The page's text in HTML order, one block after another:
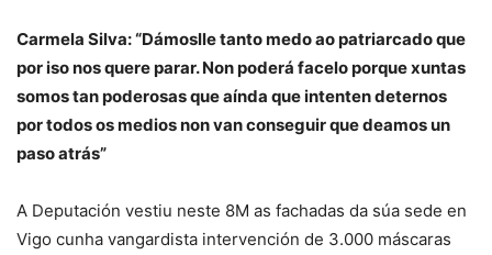
Carmela Silva: “Dámoslle tanto medo ao patriarcado que
por iso nos quere parar. Non poderá facelo porque xuntas
somos tan poderosas que aínda que intenten deternos
por todos os medios non van conseguir que deamos un
paso atrás”
A Deputación vestiu neste 8M as fachadas da súa sede en
Vigo cunha vangardista intervención de 3.000 máscaras